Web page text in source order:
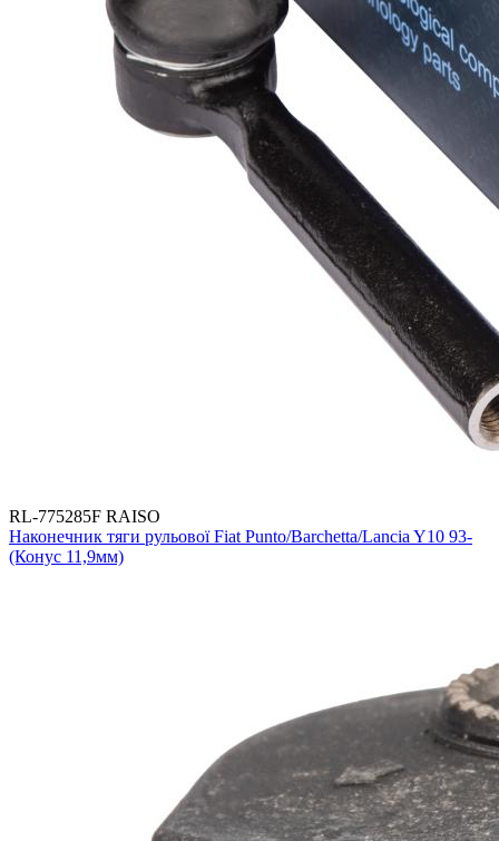
RL-775285F RAISO
Наконечник тяги рульової Fiat Punto/Barchetta/Lancia Y10 93-
(Конус 11,9мм)